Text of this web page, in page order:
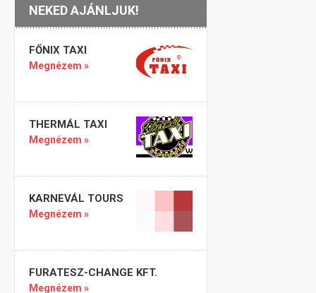
NEKED AJÁNLJUK!
FŐNIX TAXI
Megnézem »
THERMÁL TAXI
Megnézem »
KARNEVÁL TOURS
Megnézem »
FURATESZ-CHANGE KFT.
Megnézem »